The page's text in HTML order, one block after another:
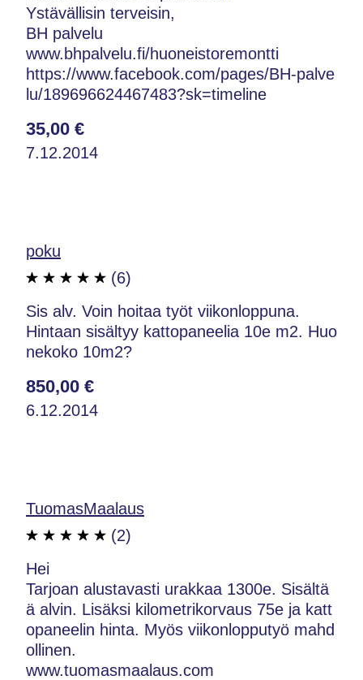
Ystävällisin terveisin,
BH palvelu
www.bhpalvelu.fi/huoneistoremontti
https://www.facebook.com/pages/BH-palve
lu/189696624467483?sk=timeline
35,00 €
7.12.2014
poku
(6)
Sis alv. Voin hoitaa työt viikonloppuna.
Hintaan sisältyy kattopaneelia 10e m2. Huo
nekoko 10m2?
850,00 €
6.12.2014
TuomasMaalaus
(2)
Hei
Tarjoan alustavasti urakkaa 1300e. Sisältä
ä alvin. Lisäksi kilometrikorvaus 75e ja katt
opaneelin hinta. Myös viikonlopputyö mahd
ollinen.
www.tuomasmaalaus.com